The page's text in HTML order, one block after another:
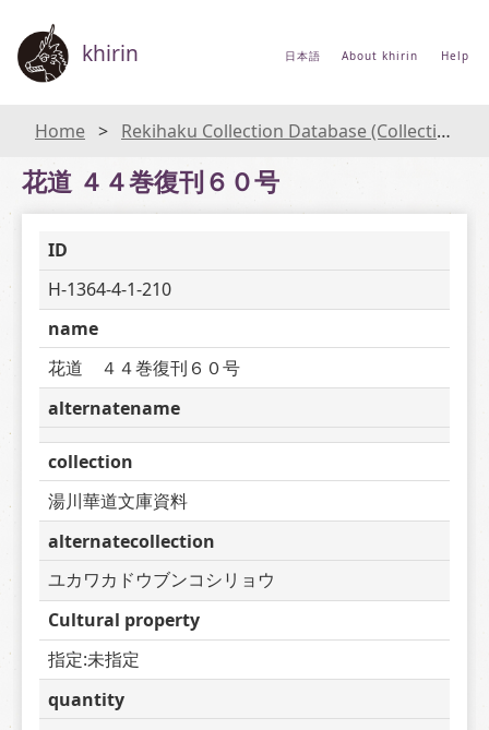
khirin 日本語 About khirin Help
Home Rekihaku Collection Database (Collections Database of the National Museum of Japanese History)
花道 ４４巻復刊６０号
ID
H-1364-4-1-210
name
花道　４４巻復刊６０号
alternatename
collection
湯川華道文庫資料
alternatecollection
ユカワカドウブンコシリョウ
Cultural property
指定:未指定
quantity